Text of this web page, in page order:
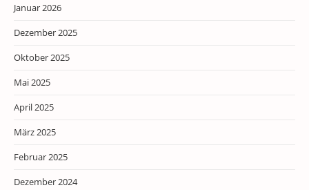
Januar 2026
Dezember 2025
Oktober 2025
Mai 2025
April 2025
März 2025
Februar 2025
Dezember 2024